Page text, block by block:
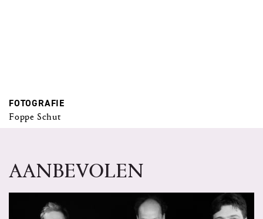
FOTOGRAFIE
Foppe Schut
AANBEVOLEN